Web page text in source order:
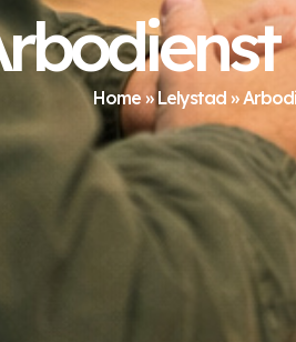
Home»Lelystad»